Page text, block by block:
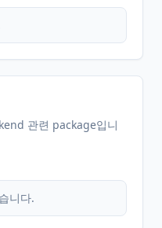
관련 package입니
니다.